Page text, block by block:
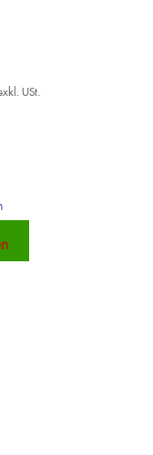
USt.
Dieses
Produkt